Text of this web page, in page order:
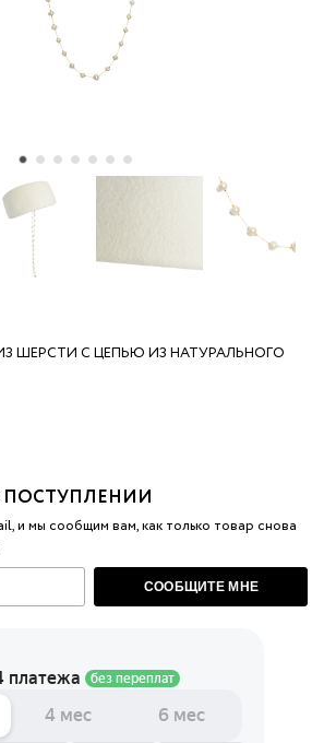
ШЕРСТИ С ЦЕПЬЮ ИЗ НАТУРАЛЬНОГО
и мы сообщим вам, как только товар снова
СООБЩИТЕ МНЕ